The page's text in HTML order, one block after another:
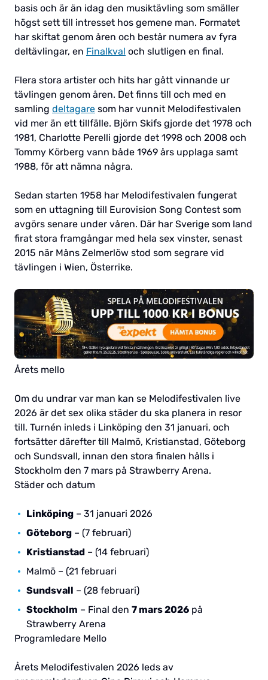
basis och är än idag den musiktävling som smäller
högst sett till intresset hos gemene man. Formatet
har skiftat genom åren och består numera av fyra
deltävlingar, en Finalkval och slutligen en final.
Flera stora artister och hits har gått vinnande ur
tävlingen genom åren. Det finns till och med en
samling deltagare som har vunnit Melodifestivalen
vid mer än ett tillfälle. Björn Skifs gjorde det 1978 och
1981, Charlotte Perelli gjorde det 1998 och 2008 och
Tommy Körberg vann både 1969 års upplaga samt
1988, för att nämna några.
Sedan starten 1958 har Melodifestivalen fungerat
som en uttagning till Eurovision Song Contest som
avgörs senare under våren. Där har Sverige som land
firat stora framgångar med hela sex vinster, senast
2015 när Måns Zelmerlöw stod som segrare vid
tävlingen i Wien, Österrike.
Årets mello
Om du undrar var man kan se Melodifestivalen live
2026 är det sex olika städer du ska planera in resor
till. Turnén inleds i Linköping den 31 januari, och
fortsätter därefter till Malmö, Kristianstad, Göteborg
och Sundsvall, innan den stora finalen hålls i
Stockholm den 7 mars på Strawberry Arena.
Städer och datum
Linköping – 31 januari 2026
Göteborg – (7 februari)
Kristianstad – (14 februari)
Malmö – (21 februari
Sundsvall – (28 februari)
Stockholm – Final den 7 mars 2026 på
Strawberry Arena
Programledare Mello
Årets Melodifestivalen 2026 leds av